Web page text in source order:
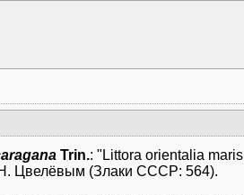
Trin.: "Littora orientalia
Цвелёвым (Злаки СССР: 564).